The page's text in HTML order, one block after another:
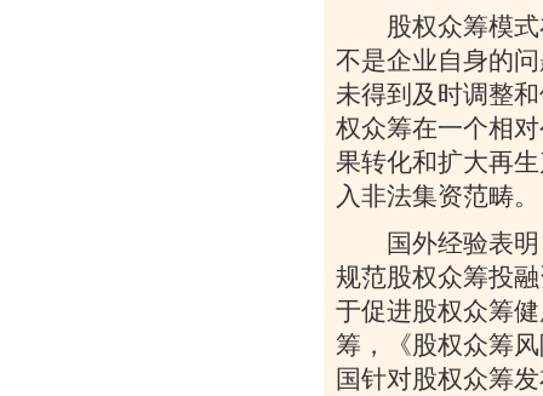
股权众筹模式
不是企业自身的
未得到及时调整
权众筹在一个相
果转化和扩大再
入非法集资范畴。
国外经验表明
规范股权众筹投
于促进股权众筹
筹，《股权众筹
国针对股权众筹